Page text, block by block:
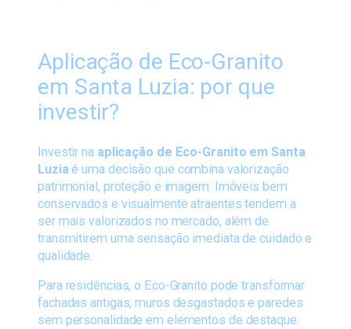
Aplicação de Eco-Granito
em Santa Luzia: por que
investir?
Investir na aplicação de Eco-Granito em Santa
Luzia é uma decisão que combina valorização
patrimonial, proteção e imagem. Imóveis bem
conservados e visualmente atraentes tendem a
ser mais valorizados no mercado, além de
transmitirem uma sensação imediata de cuidado e
qualidade.
Para residências, o Eco-Granito pode transformar
fachadas antigas, muros desgastados e paredes
sem personalidade em elementos de destaque.